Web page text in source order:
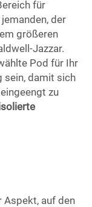
für
der
größeren
Jazzar.
Pod für Ihr
sein, damit sich
zu
Aspekt, auf den